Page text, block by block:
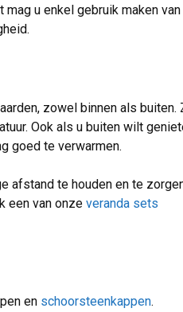
u enkel gebruik maken van
zowel binnen als buiten.
Ook als u buiten wilt
goed te verwarmen.
afstand te houden en te
een van onzeveranda sets
en schoorsteenkappen.